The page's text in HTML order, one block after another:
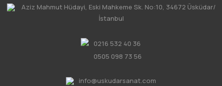
Aziz Mahmut Hüdayi, Eski Mahkeme Sk. No:10, 34672 Üsküdar/
İstanbul
0216 532 40 36
0505 098 73 56
info@uskudarsanat.com